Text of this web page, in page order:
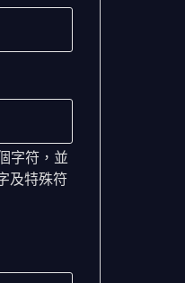
字符，並
及特殊符